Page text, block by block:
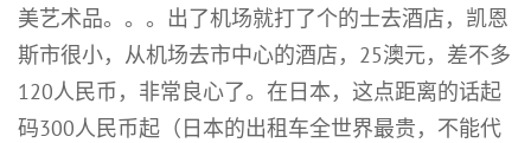
美艺术品。。。出了机场就打了个的士去酒店，凯恩
斯市很小，从机场去市中心的酒店，25澳元，差不多
120人民币，非常良心了。在日本，这点距离的话起
码300人民币起（日本的出租车全世界最贵，不能代